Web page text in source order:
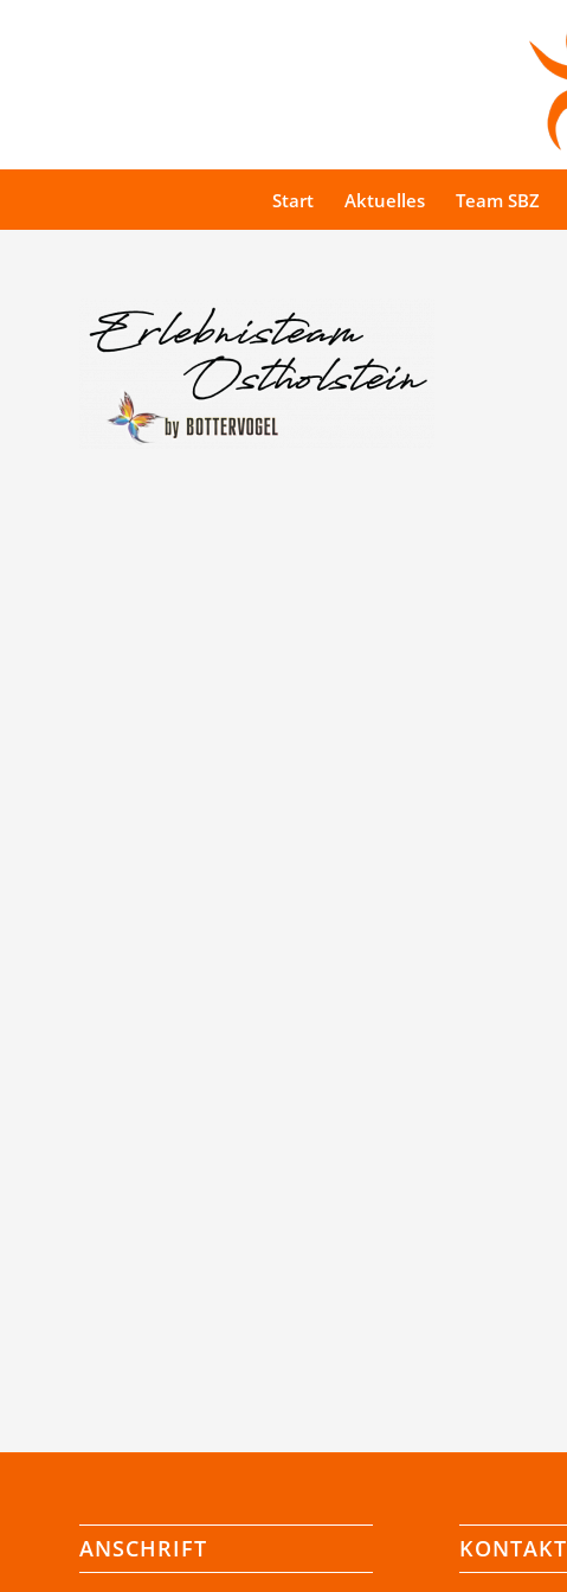
Start Aktuelles Team SBZ
ANSCHRIFT KONTAKT